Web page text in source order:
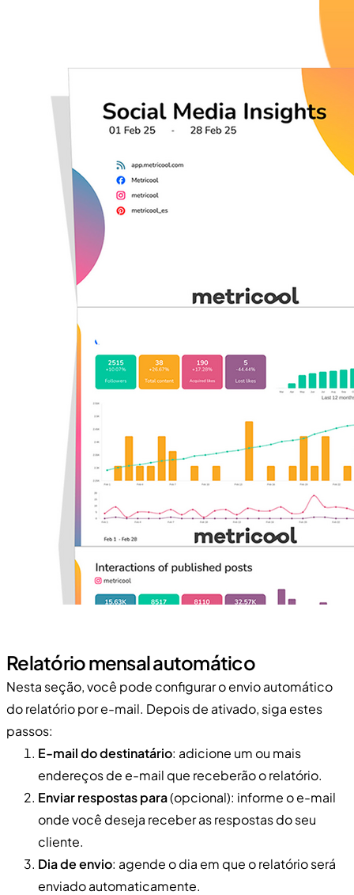
Relatório mensal automático
Nesta seção, você pode configurar o envio automático
do relatório por e-mail. Depois de ativado, siga estes
passos:
E-mail do destinatário: adicione um ou mais
endereços de e-mail que receberão o relatório.
Enviar respostas para(opcional): informe o e-mail
onde você deseja receber as respostas do seu
cliente.
Dia de envio: agende o dia em que o relatório será
enviado automaticamente.